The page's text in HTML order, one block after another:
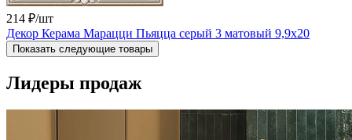
214 ₽/шт
Декор Керама Марацци Пьяцца серый 3 матовый 9,9x20
Показать следующие товары
Лидеры продаж